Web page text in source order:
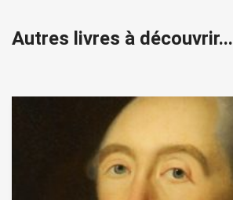
Autres livres à découvrir...